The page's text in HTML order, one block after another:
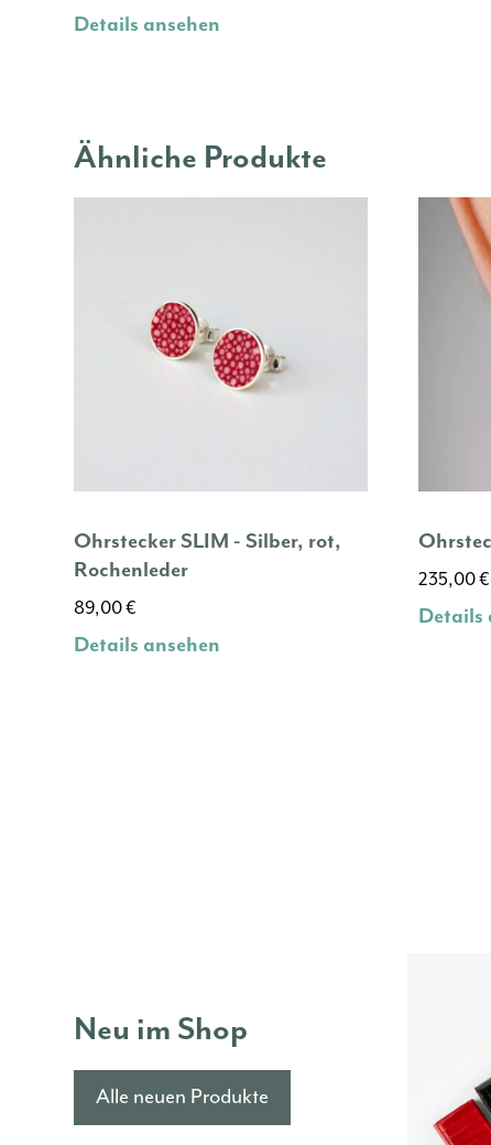
Details ansehen
können
Ähnliche Produkte
Ohrstecker SLIM - Silber, rot,
Rochenleder
89,00€
Details ansehen
235,00€
Details
Neu im Shop
Alle neuen Produkte